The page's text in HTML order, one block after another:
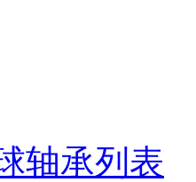
轴承列表